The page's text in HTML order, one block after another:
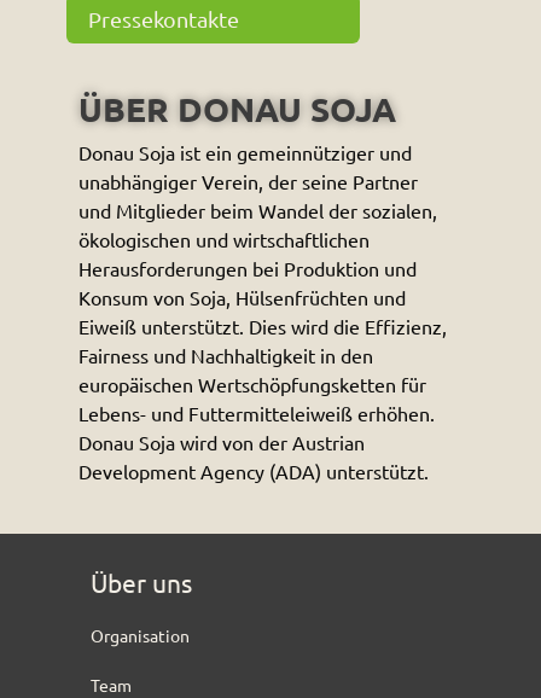
Pressekontakte
ÜBER DONAU SOJA
Donau Soja ist ein gemeinnütziger und
unabhängiger Verein, der seine Partner
und Mitglieder beim Wandel der sozialen,
ökologischen und wirtschaftlichen
Herausforderungen bei Produktion und
Konsum von Soja, Hülsenfrüchten und
Eiweiß unterstützt. Dies wird die Effizienz,
Fairness und Nachhaltigkeit in den
europäischen Wertschöpfungsketten für
Lebens- und Futtermitteleiweiß erhöhen.
Donau Soja wird von der Austrian
Development Agency (ADA) unterstützt.
Über uns
Organisation
Team